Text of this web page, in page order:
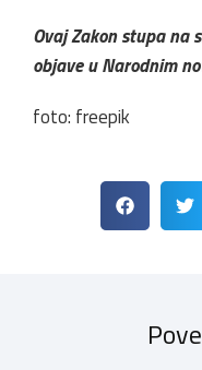
Ovaj Zakon stupa na
objave u Narodnim
foto: freepik